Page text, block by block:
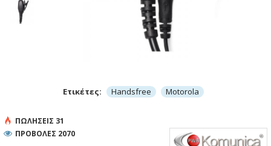
Ετικέτες: Handsfree Motorola
ΠΩΛΉΣΕΙΣ 31
ΠΡΟΒΟΛΕΣ 2070